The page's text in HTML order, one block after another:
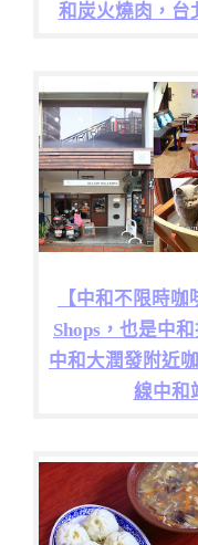
和炭火燒肉，台
【中和不限時
Shops，也是中
中和大潤發附近
線中和